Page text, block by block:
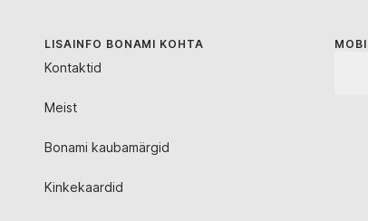
LISAINFO BONAMI KOHTA
Kontaktid
Meist
Bonami kaubamärgid
Kinkekaardid